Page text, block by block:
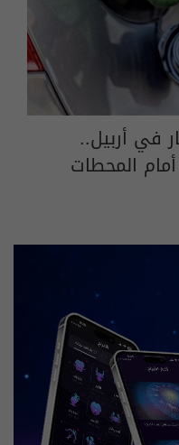
في أربيل..
المحطات